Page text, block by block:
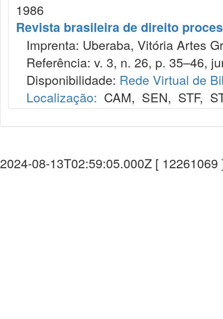
1986
Revista brasileira de direito
Imprenta: Uberaba, Vitória Artes
Referência: v. 3, n. 26, p. 35–46,
Disponibilidade: Rede Virtual de
Localização: CAM, SEN, STF,
2024-08-13T02:59:05.000Z [ 12261069